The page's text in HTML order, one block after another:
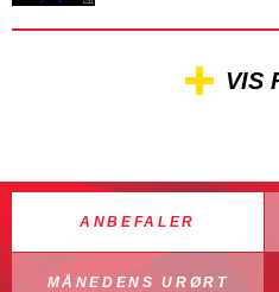
VIS
ANBEFALER
MÅNEDENS URØRT